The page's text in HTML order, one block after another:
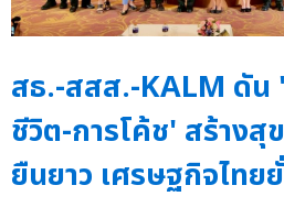
สธ.-สสส.-KALM ดัน
ชีวิต-การโค้ช' สร้างสุ
ยืนยาว เศรษฐกิจไทย